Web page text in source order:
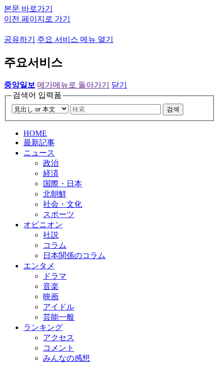
본문 바로가기
이전 페이지로 가기
공유하기 주요 서비스 메뉴 열기
주요서비스
중앙일보 메가메뉴로 돌아가기
닫기
검색어 입력폼
검색
HOME
最新記事
ニュース
政治
経済
国際・日本
北朝鮮
社会・文化
スポーツ
オピニオン
社説
コラム
日本関係のコラム
エンタメ
ドラマ
音楽
映画
アイドル
芸能一般
ランキング
アクセス
コメント
みんなの感想